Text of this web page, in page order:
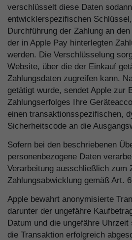
verschlüsselt diese Daten
entwicklerspezifischen
Durchführung der Zahlung an
der in Apple Pay hinterlegten
werden. Die Verschlüsselung
Website, über die der Einkauf
Zahlungsdaten zugreifen kann.
getätigt wurde, sendet Apple zur
Zahlungserfolges Ihre
einen transaktionsspezifischen,
Sicherheitscode an die
Sofern bei den beschriebenen
personenbezogene Daten
Verarbeitung ausschließlich zum
Zahlungsabwicklung gemäß Art.
Apple bewahrt anonymisierte
darunter der ungefähre
Datum und die ungefähre Uhrzeit
die Transaktion erfolgreich